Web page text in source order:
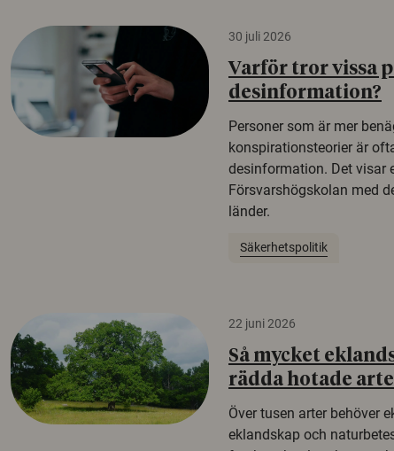
30 juli 2026
Varför tror vissa
desinformation?
Personer som är mer
konspirationsteorier är
desinformation. Det visar
Försvarshögskolan med
länder.
Säkerhetspolitik
22 juni 2026
Så mycket
rädda hotade
Över tusen arter behöver
eklandskap och